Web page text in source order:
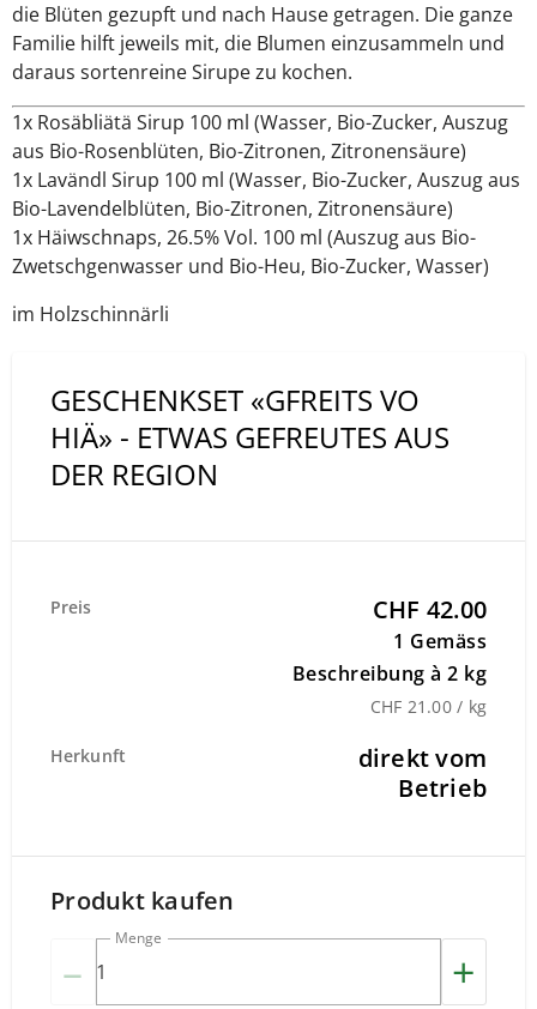
die Blüten gezupft und nach Hause getragen. Die ganze
Familie hilft jeweils mit, die Blumen einzusammeln und
daraus sortenreine Sirupe zu kochen.
1x Rosäbliätä Sirup 100 ml (Wasser, Bio-Zucker, Auszug
aus Bio-Rosenblüten, Bio-Zitronen, Zitronensäure)
1x Lavändl Sirup 100 ml (Wasser, Bio-Zucker, Auszug aus
Bio-Lavendelblüten, Bio-Zitronen, Zitronensäure)
1x Häiwschnaps, 26.5% Vol. 100 ml (Auszug aus Bio-
Zwetschgenwasser und Bio-Heu, Bio-Zucker, Wasser)
im Holzschinnärli
GESCHENKSET «GFREITS VO
HIÄ» - ETWAS GEFREUTES AUS
DER REGION
Preis CHF 42.00
1 Gemäss
Beschreibung à 2 kg
CHF 21.00 / kg
Herkunft
direkt vom
Betrieb
Produkt kaufen
–
Menge
+